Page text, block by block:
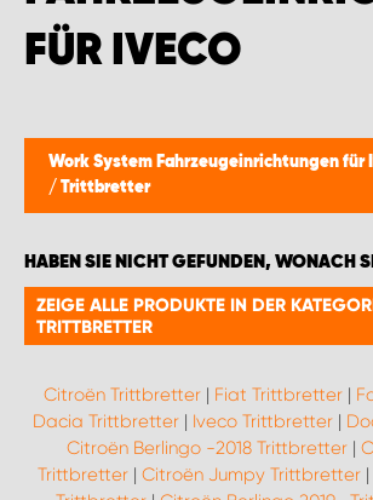
FÜR IVECO
Work System Fahrzeugeinrichtungen für
/ Trittbretter
HABEN SIE NICHT GEFUNDEN, WONACH
ZEIGE ALLE PRODUKTE IN DER
TRITTBRETTER
Citroën Trittbretter | Fiat Trittbretter |
Dacia Trittbretter | Iveco Trittbretter |
Citroën Berlingo -2018 Trittbretter|
Trittbretter | Citroën Jumpy Trittbretter |